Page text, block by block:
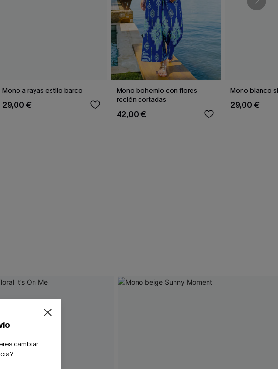
Mono a rayas estilo barco
29,00 €
Mono bohemio con flores
recién cortadas
42,00 €
Mono blanco
29,00 €
cambiar
sin compra mínima